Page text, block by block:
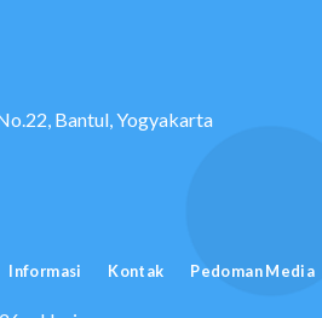
Bantul, Yogyakarta
Informasi Kontak Pedoman Media